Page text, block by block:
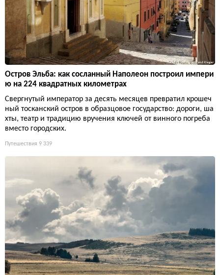
Остров Эльба: как сосланный Наполеон построил импери
ю на 224 квадратных километрах
Свергнутый император за десять месяцев превратил крошеч
ный тосканский остров в образцовое государство: дороги, ша
хты, театр и традицию вручения ключей от винного погреба
вместо городских.
Путешествия 9 339